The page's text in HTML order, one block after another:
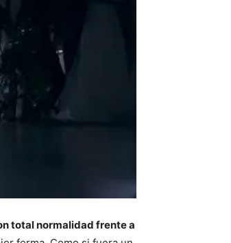
total normalidad frente a